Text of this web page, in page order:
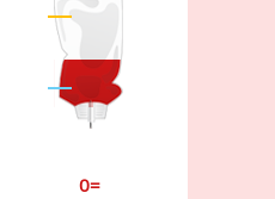
0=